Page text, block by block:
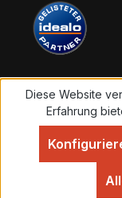
Alle Preise
Diese Website
Erfahrung